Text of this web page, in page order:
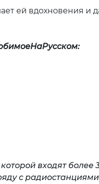
и желает ей
входят более
с